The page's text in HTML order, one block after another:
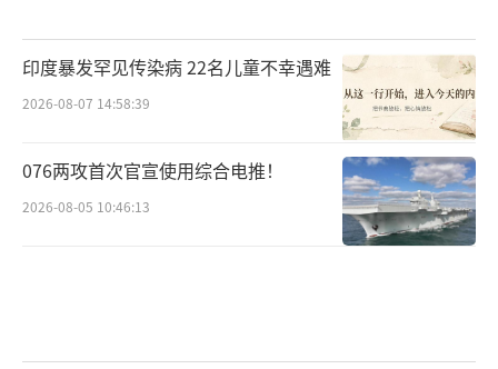
印度暴发罕见传染病 22名儿童不幸遇难
2026-08-07 14:58:39
076两攻首次官宣使用综合电推！
2026-08-05 10:46:13